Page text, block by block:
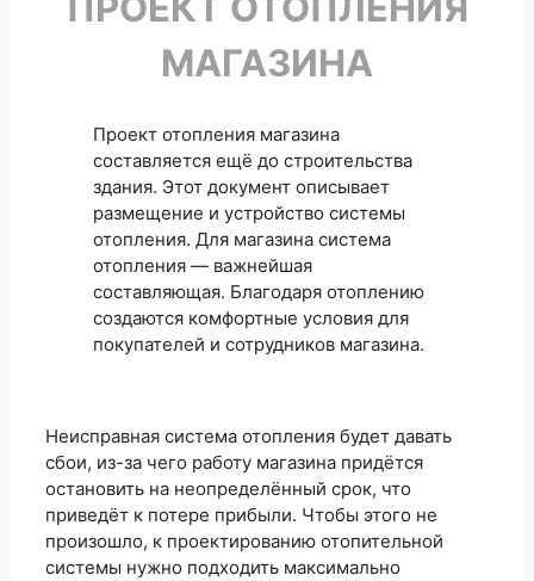
МАГАЗИНА
Проект отопления магазина
составляется ещё до строительства
здания. Этот документ описывает
размещение и устройство системы
отопления. Для магазина система
отопления — важнейшая
составляющая. Благодаря отоплению
создаются комфортные условия для
покупателей и сотрудников магазина.
Неисправная система отопления будет давать
сбои, из-за чего работу магазина придётся
остановить на неопределённый срок, что
приведёт к потере прибыли. Чтобы этого не
произошло, к проектированию отопительной
системы нужно подходить максимально